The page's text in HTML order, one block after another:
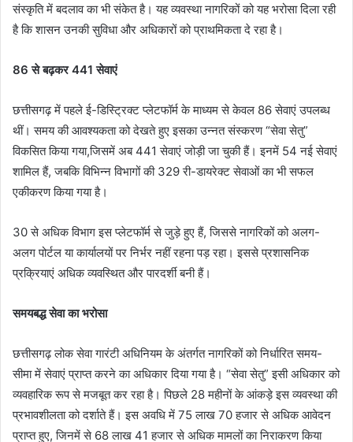
संस्कृति में बदलाव का भी संकेत है। यह व्यवस्था नागरिकों को यह भरोसा दिला रही
है कि शासन उनकी सुविधा और अधिकारों को प्राथमिकता दे रहा है।
86 से बढ़कर 441 सेवाएं
छत्तीसगढ़ में पहले ई-डिस्ट्रिक्ट प्लेटफॉर्म के माध्यम से केवल 86 सेवाएं उपलब्ध
थीं। समय की आवश्यकता को देखते हुए इसका उन्नत संस्करण “सेवा सेतु”
विकसित किया गया,जिसमें अब 441 सेवाएं जोड़ी जा चुकी हैं। इनमें 54 नई सेवाएं
शामिल हैं, जबकि विभिन्न विभागों की 329 री-डायरेक्ट सेवाओं का भी सफल
एकीकरण किया गया है।
30 से अधिक विभाग इस प्लेटफॉर्म से जुड़े हुए हैं, जिससे नागरिकों को अलग-
अलग पोर्टल या कार्यालयों पर निर्भर नहीं रहना पड़ रहा। इससे प्रशासनिक
प्रक्रियाएं अधिक व्यवस्थित और पारदर्शी बनी हैं।
समयबद्ध सेवा का भरोसा
छत्तीसगढ़ लोक सेवा गारंटी अधिनियम के अंतर्गत नागरिकों को निर्धारित समय-
सीमा में सेवाएं प्राप्त करने का अधिकार दिया गया है। “सेवा सेतु” इसी अधिकार को
व्यवहारिक रूप से मजबूत कर रहा है। पिछले 28 महीनों के आंकड़े इस व्यवस्था की
प्रभावशीलता को दर्शाते हैं। इस अवधि में 75 लाख 70 हजार से अधिक आवेदन
प्राप्त हुए, जिनमें से 68 लाख 41 हजार से अधिक मामलों का निराकरण किया